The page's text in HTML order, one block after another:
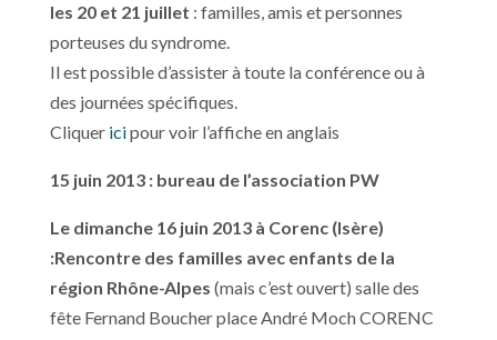
les 20 et 21 juillet : familles, amis et personnes
porteuses du syndrome.
Il est possible d’assister à toute la conférence ou à
des journées spécifiques.
Cliquer icipour voir l’affiche en anglais
15 juin 2013 : bureau de l’association PW
Le dimanche 16 juin 2013 à Corenc (Isère)
:Rencontre des familles avec enfants de la
région Rhône-Alpes (mais c’est ouvert) salle des
fête Fernand Boucher place André Moch CORENC